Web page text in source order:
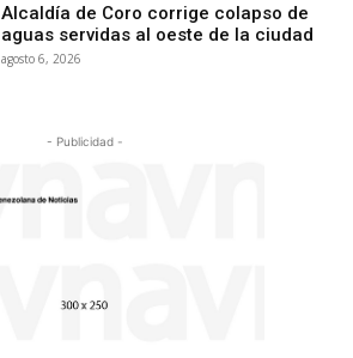
Alcaldía de Coro corrige colapso de
aguas servidas al oeste de la ciudad
agosto 6, 2026
- Publicidad -